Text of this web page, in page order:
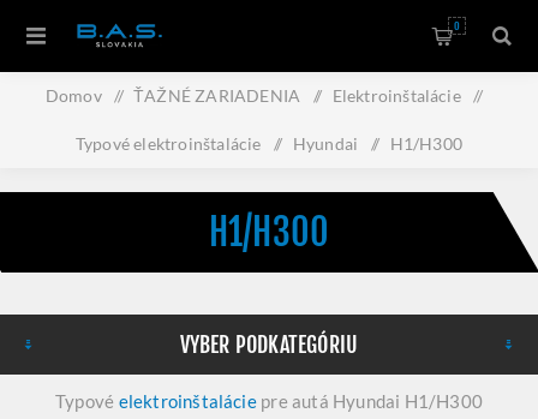
0
Domov / ŤAŽNÉ ZARIADENIA / Elektroinštalácie /
Typové elektroinštalácie / Hyundai / H1/H300
H1/H300
VYBER PODKATEGÓRIU
Typové elektroinštaláciepre autá Hyundai H1/H300